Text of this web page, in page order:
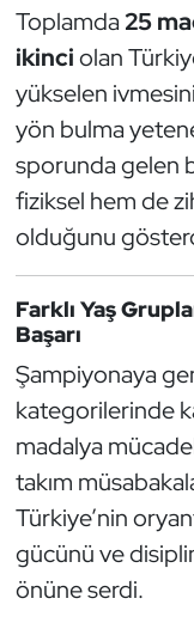
Toplamda 25
ikinciolan
yükselen
yön bulma
sporunda gelen
fiziksel hem de
olduğunu
Farklı Yaş
Başarı
Şampiyonaya
kategorilerinde
madalya
takım
Türkiye’nin
gücünü ve
önüne serdi.
Futbol
Futsal
Genel
Golf
Güreş
Halter
Hava
Hentbol
İşitme
Judo ve